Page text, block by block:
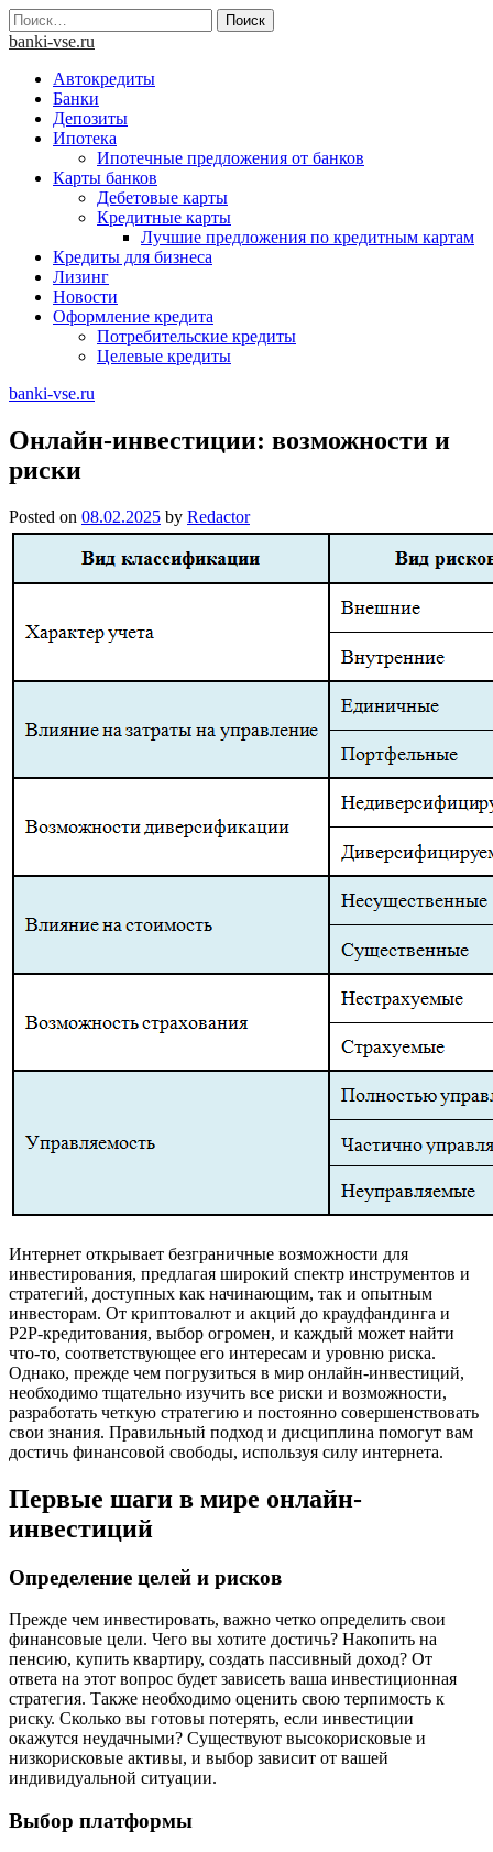
Skip
to
Найти:
banki-vse.ru
Автокредиты
Банки
Депозиты
Ипотека
Ипотечные предложения от банков
Карты банков
Дебетовые карты
Кредитные карты
Лучшие предложения по кредитным картам
Кредиты для бизнеса
Лизинг
Новости
Оформление кредита
Потребительские кредиты
Целевые кредиты
banki-vse.ru
Онлайн-инвестиции: возможности и
риски
Posted on 08.02.2025 by Redactor
Интернет открывает безграничные возможности для
инвестирования, предлагая широкий спектр инструментов и
стратегий, доступных как начинающим, так и опытным
инвесторам. От криптовалют и акций до краудфандинга и
P2P-кредитования, выбор огромен, и каждый может найти
что-то, соответствующее его интересам и уровню риска.
Однако, прежде чем погрузиться в мир онлайн-инвестиций,
необходимо тщательно изучить все риски и возможности,
разработать четкую стратегию и постоянно совершенствовать
свои знания. Правильный подход и дисциплина помогут вам
достичь финансовой свободы, используя силу интернета.
Первые шаги в мире онлайн-
инвестиций
Определение целей и рисков
Прежде чем инвестировать, важно четко определить свои
финансовые цели. Чего вы хотите достичь? Накопить на
пенсию, купить квартиру, создать пассивный доход? От
ответа на этот вопрос будет зависеть ваша инвестиционная
стратегия. Также необходимо оценить свою терпимость к
риску. Сколько вы готовы потерять, если инвестиции
окажутся неудачными? Существуют высокорисковые и
низкорисковые активы, и выбор зависит от вашей
индивидуальной ситуации.
Выбор платформы